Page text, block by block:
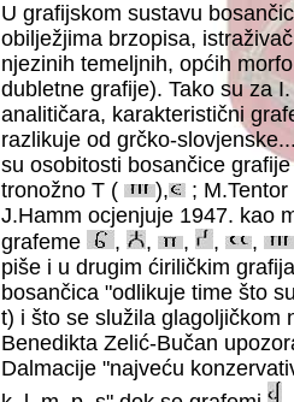
U grafijskom sustavu
obilježjima brzopisa,
njezinih temeljnih, općih
dubletne grafije). Tako su za
analitičara, karakteristični
razlikuje od grčko-
su osobitosti bosančice
tronožno T (
),
;
J.Hamm ocjenjuje 1947. kao
grafeme
, , , ,
,
piše i u drugim ćiriličkim
bosančica "odlikuje time što
t) i što se služila glagoljičkom
Benedikta Zelić-Bučan
Dalmacije "najveću